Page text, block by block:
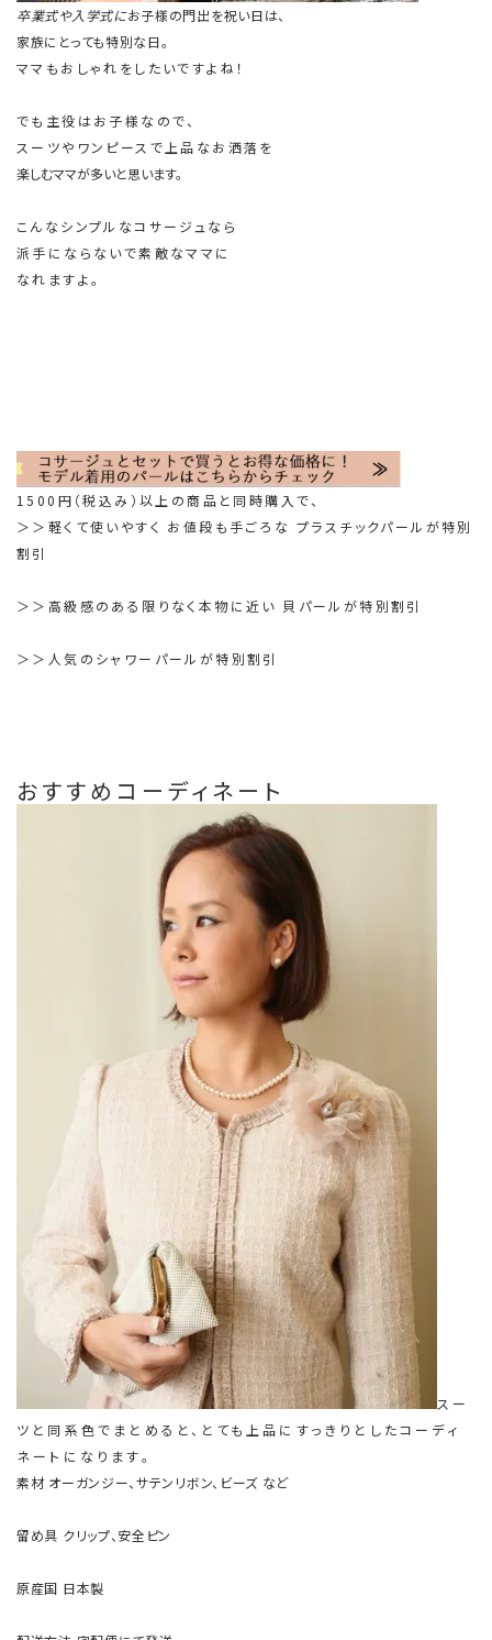
卒業式や入学式にお子様の門出を祝い日は、
家族にとっても特別な日。
ママもおしゃれをしたいですよね！
でも主役はお子様なので、
スーツやワンピースで上品なお洒落を
楽しむママが多いと思います。
こんなシンプルなコサージュなら
派手にならないで素敵なママに
なれますよ。
1500円（税込み）以上の商品と同時購入で、
＞＞軽くて使いやすく お値段も手ごろな プラスチックパールが特別
割引
＞＞高級感のある限りなく本物に近い 貝パールが特別割引
＞＞人気のシャワーパールが特別割引
おすすめコーディネート
スー
ツと同系色でまとめると、とても上品にすっきりとしたコーディ
ネートになります。
素材オーガンジー、サテンリボン、ビーズ など
留め具 クリップ、安全ピン
原産国 日本製